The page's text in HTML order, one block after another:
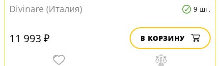
Divinare (Италия)
9 шт.
11 993 ₽ В КОРЗИНУ